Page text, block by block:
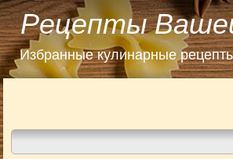
Рецепты
Избранные кулинарные